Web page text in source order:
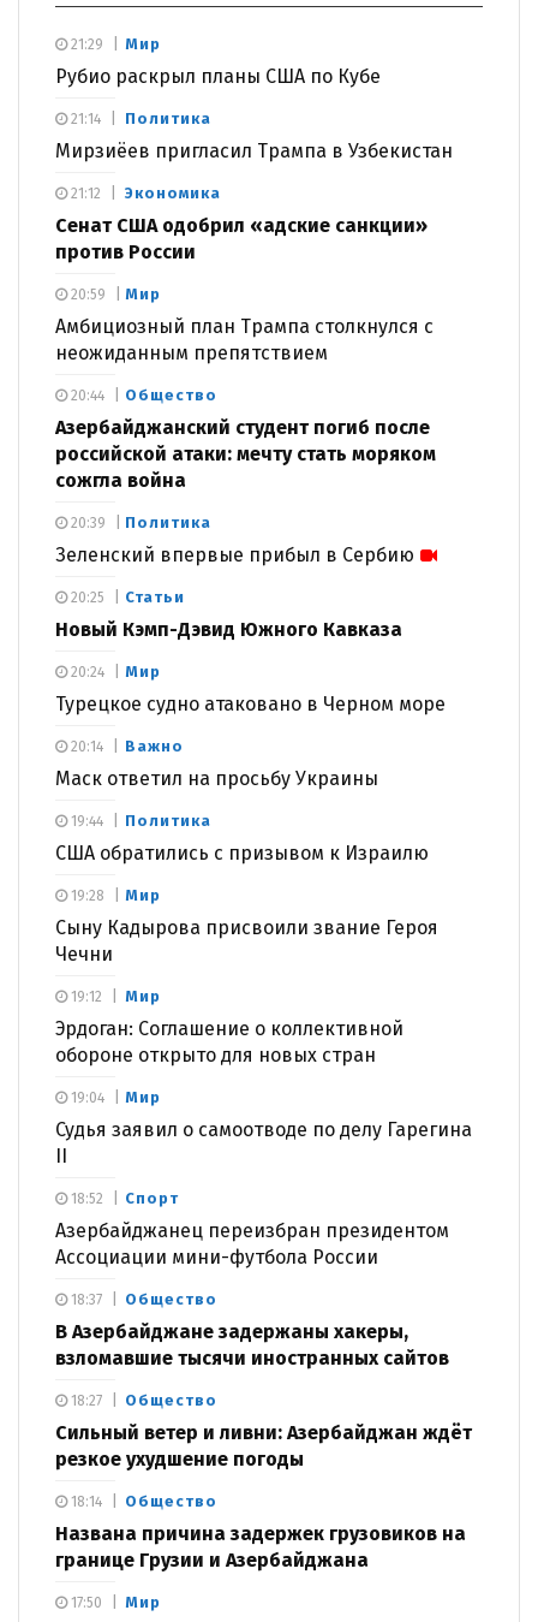
Мир
Рубио раскрыл планы США по Кубе
21:29
Политика
Мирзиёев пригласил Трампа в Узбекистан
21:14
Экономика
Сенат США одобрил «адские санкции»
против России
21:12
Мир
Амбициозный план Трампа столкнулся с
неожиданным препятствием
20:59
Общество
Азербайджанский студент погиб после
российской атаки: мечту стать моряком
сожгла война
20:44
Политика
Зеленский впервые прибыл в Сербию
20:39
Статьи
Новый Кэмп-Дэвид Южного Кавказа
20:25
Мир
Турецкое судно атаковано в Черном море
20:24
Важно
Маск ответил на просьбу Украины
20:14
Политика
США обратились с призывом к Израилю
19:44
Мир
Сыну Кадырова присвоили звание Героя
Чечни
19:28
Мир
Эрдоган: Соглашение о коллективной
обороне открыто для новых стран
19:12
Мир
Судья заявил о самоотводе по делу Гарегина
19:04
Спорт
Азербайджанец переизбран президентом
Ассоциации мини-футбола России
18:52
Общество
В Азербайджане задержаны хакеры,
взломавшие тысячи иностранных сайтов
18:37
Общество
Сильный ветер и ливни: Азербайджан ждёт
резкое ухудшение погоды
18:27
Общество
Названа причина задержек грузовиков на
границе Грузии и Азербайджана
18:14
Мир
17:50